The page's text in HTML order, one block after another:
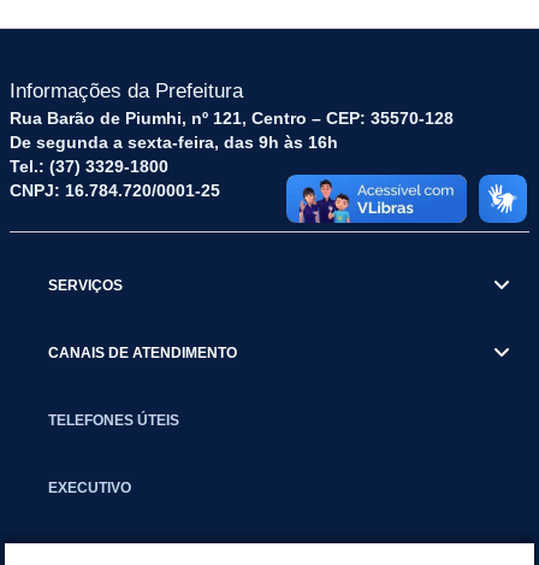
Informações da Prefeitura
Rua Barão de Piumhi, nº 121, Centro – CEP: 35570-128
De segunda a sexta-feira, das 9h às 16h
Tel.: (37) 3329-1800
CNPJ: 16.784.720/0001-25
SERVIÇOS
CANAIS DE ATENDIMENTO
TELEFONES ÚTEIS
EXECUTIVO